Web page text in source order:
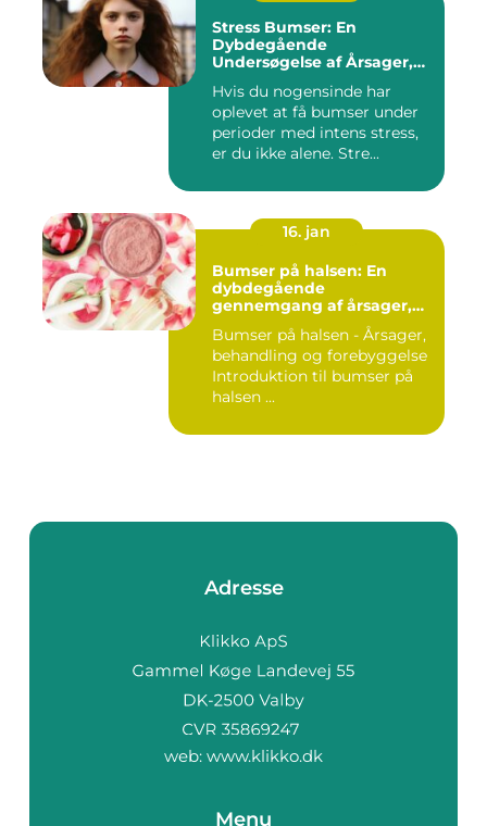
Stress Bumser: En
Dybdegående
Undersøgelse af Årsager,
Hvis du nogensinde har
oplevet at få bumser under
perioder med intens stress,
er du ikke alene. Stre...
16. jan
Bumser på halsen: En
dybdegående
gennemgang af årsager,
forebyggelse
Bumser på halsen - Årsager,
behandling og forebyggelse
Introduktion til bumser på
halsen ...
Adresse
web: www.klikko.dk
Menu